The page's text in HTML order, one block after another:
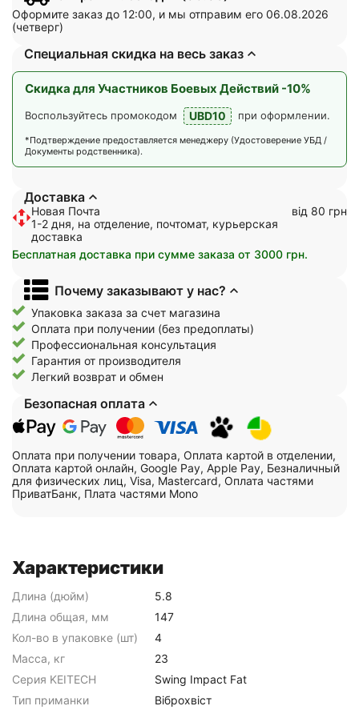
Оформите заказ до 12:00, и мы отправим его 06.08.2026
(четверг)
Специальная скидка на весь заказ
Скидка для Участников Боевых Действий -10%
Воспользуйтесь промокодом UBD10 при оформлении.
*Подтверждение предоставляется менеджеру (Удостоверение УБД /
Документы родственника).
Доставка
Новая Почта
1-2 дня, на отделение, почтомат, курьерская
доставка
від 80 грн
Бесплатная доставка при сумме заказа от 3000 грн.
Почему заказывают у нас?
Упаковка заказа за счет магазина
Оплата при получении (без предоплаты)
Профессиональная консультация
Гарантия от производителя
Легкий возврат и обмен
Безопасная оплата
Оплата при получении товара, Оплата картой в отделении,
Оплата картой онлайн, Google Pay, Apple Pay, Безналичный
для физических лиц, Visa, Mastercard, Оплата частями
ПриватБанк, Плата частями Mono
Характеристики
Длина (дюйм)
5.8
Длина общая, мм
147
Кол-во в упаковке (шт)
4
Масса, кг
23
Серия KEITECH
Swing Impact Fat
Тип приманки
Віброхвіст